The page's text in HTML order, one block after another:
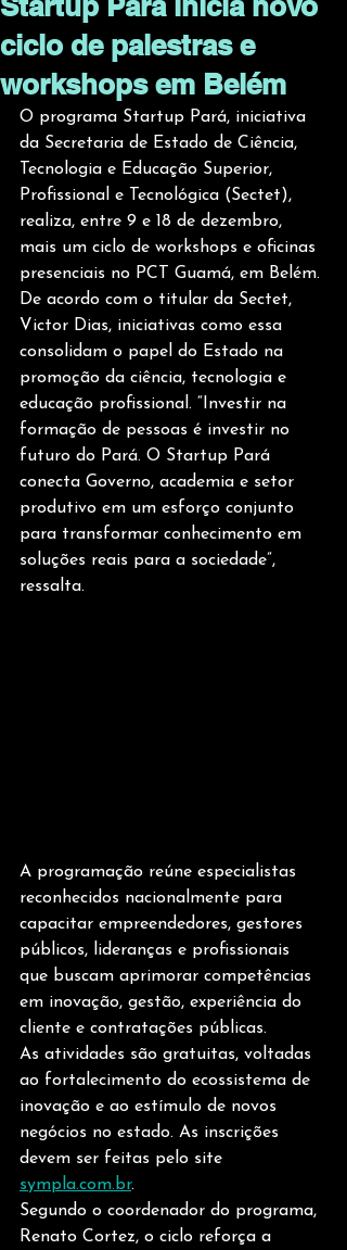
ciclo de palestras e
workshops em Belém
O programa Startup Pará, iniciativa
da Secretaria de Estado de Ciência,
Tecnologia e Educação Superior,
Profissional e Tecnológica (Sectet),
realiza, entre 9 e 18 de dezembro,
mais um ciclo de workshops e oficinas
presenciais no PCT Guamá, em Belém.
De acordo com o titular da Sectet,
Victor Dias, iniciativas como essa
consolidam o papel do Estado na
promoção da ciência, tecnologia e
educação profissional. “Investir na
formação de pessoas é investir no
futuro do Pará. O Startup Pará
conecta Governo, academia e setor
produtivo em um esforço conjunto
para transformar conhecimento em
soluções reais para a sociedade”,
ressalta.
A programação reúne especialistas
reconhecidos nacionalmente para
capacitar empreendedores, gestores
públicos, lideranças e profissionais
que buscam aprimorar competências
em inovação, gestão, experiência do
cliente e contratações públicas.
As atividades são gratuitas, voltadas
ao fortalecimento do ecossistema de
inovação e ao estímulo de novos
negócios no estado. As inscrições
devem ser feitas pelo site
sympla.com.br.
Segundo o coordenador do programa,
Renato Cortez, o ciclo reforça a